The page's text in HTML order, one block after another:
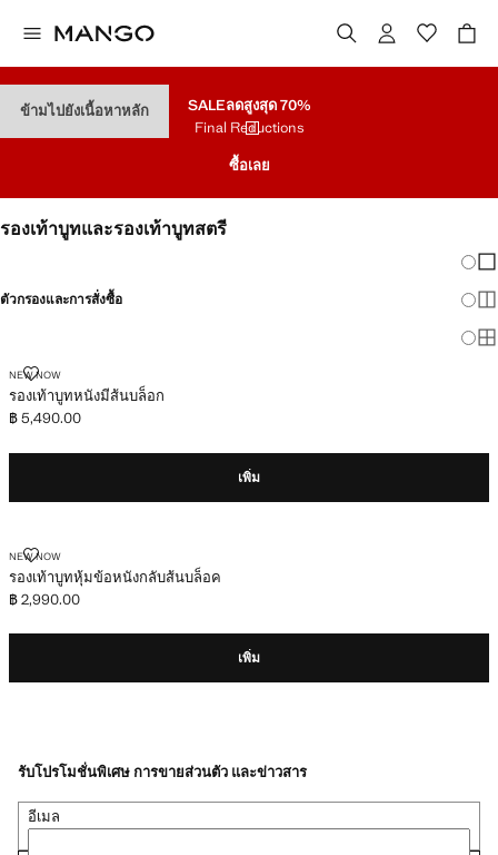
ข้ามไปยังเนื้อหาหลัก SALEลดสูงสุด 70%
Final Reductions
ซื้อเลย
รองเท้าบูทและรองเท้าบูทสตรี
ตัวกรองและการสั่งซื้อ
เปลี่
แ
แ
แ
NEW NOW
รองเท้าบูทหนังมีส้นบล็อก
รองเท้าบูทหนังมีส้นบล็อก
ราคาปัจจุบัน [฿ 5,490.00 ]
฿ 5,490.00
เพิ่ม
NEW NOW
รองเท้าบูทหุ้มข้อหนังกลับส้นบล็อค
รองเท้าบูทหุ้มข้อหนังกลับส้นบล็อค
ราคาปัจจุบัน [฿ 2,990.00 ]
฿ 2,990.00
เพิ่ม
รับโปรโมชั่นพิเศษ การขายส่วนตัว และข่าวสาร
อีเมล